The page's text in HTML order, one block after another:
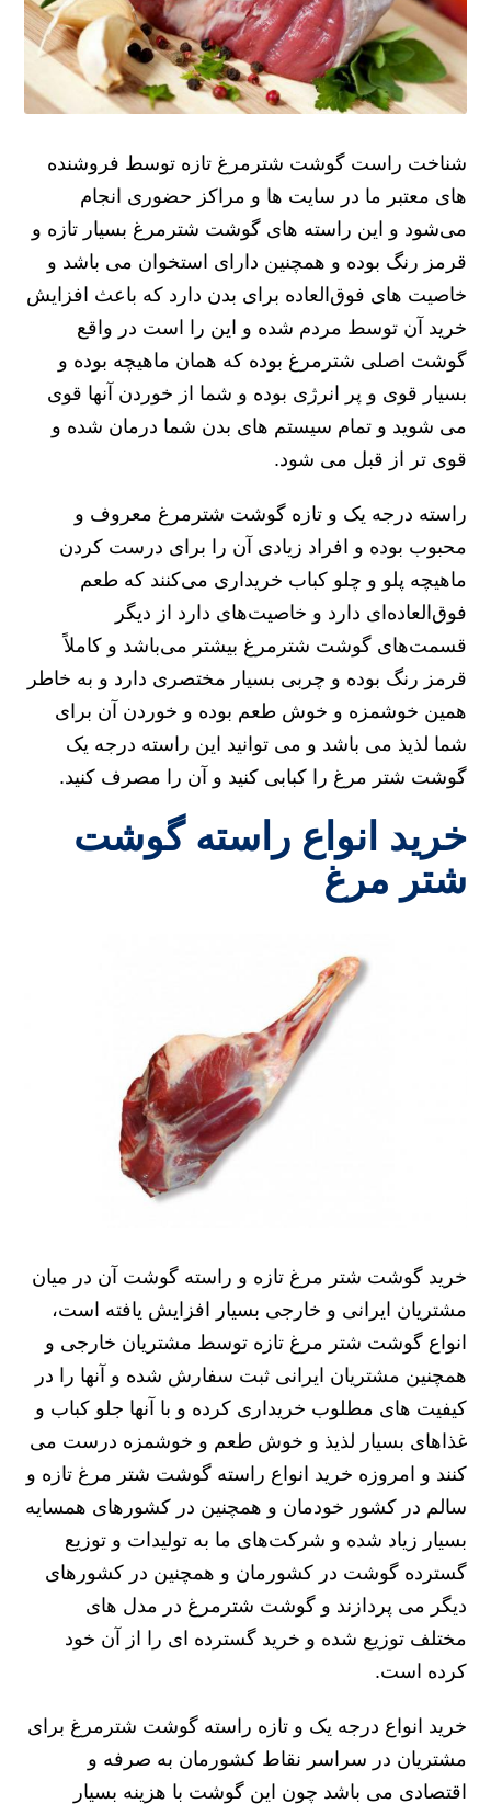
شناخت راست گوشت شترمرغ تازه توسط فروشنده
های معتبر ما در سایت ها و مراکز حضوری انجام
می‌شود و این راسته های گوشت شترمرغ بسیار تازه و
قرمز رنگ بوده و همچنین دارای استخوان می باشد و
خاصیت های فوق‌العاده برای بدن دارد که باعث افزایش
خرید آن توسط مردم شده و این را است در واقع
گوشت اصلی شترمرغ بوده که همان ماهیچه بوده و
بسیار قوی و پر انرژی بوده و شما از خوردن آنها قوی
می شوید و تمام سیستم های بدن شما درمان شده و
قوی تر از قبل می شود.
راسته درجه یک و تازه گوشت شترمرغ معروف و
محبوب بوده و افراد زیادی آن را برای درست کردن
ماهیچه پلو و چلو کباب خریداری می‌کنند که طعم
فوق‌العاده‌ای دارد و خاصیت‌های دارد از دیگر
قسمت‌های گوشت شترمرغ بیشتر می‌باشد و کاملاً
قرمز رنگ بوده و چربی بسیار مختصری دارد و به خاطر
همین خوشمزه و خوش طعم بوده و خوردن آن برای
شما لذیذ می باشد و می توانید این راسته درجه یک
گوشت شتر مرغ را کبابی کنید و آن را مصرف کنید.
خرید انواع راسته گوشت
شتر مرغ
خرید گوشت شتر مرغ تازه و راسته گوشت آن در میان
مشتریان ایرانی و خارجی بسیار افزایش یافته است،
انواع گوشت شتر مرغ تازه توسط مشتریان خارجی و
همچنین مشتریان ایرانی ثبت سفارش شده و آنها را در
کیفیت های مطلوب خریداری کرده و با آنها جلو کباب و
غذاهای بسیار لذیذ و خوش طعم و خوشمزه درست می
کنند و امروزه خرید انواع راسته گوشت شتر مرغ تازه و
سالم در کشور خودمان و همچنین در کشورهای همسایه
بسیار زیاد شده و شرکت‌های ما به تولیدات و توزیع
گسترده گوشت در کشورمان و همچنین در کشورهای
دیگر می پردازند و گوشت شترمرغ در مدل های
مختلف توزیع شده و خرید گسترده ای را از آن خود
کرده است.
خرید انواع درجه یک و تازه راسته گوشت شترمرغ برای
مشتریان در سراسر نقاط کشورمان به صرفه و
اقتصادی می باشد چون این گوشت با هزینه بسیار